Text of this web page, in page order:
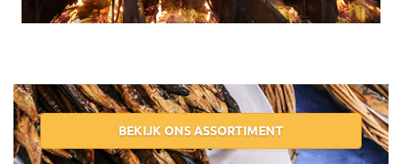
BEKIJK ONS ASSORTIMENT